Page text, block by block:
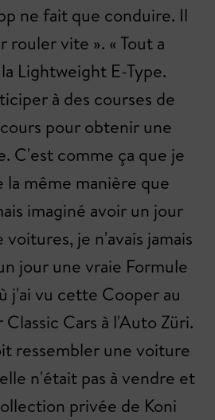
ne fait que conduire. Il
rouler vite ». « Tout a
Lightweight E-Type.
à des courses de
pour obtenir une
C'est comme ça que je
la même manière que
imaginé avoir un jour
je n'avais jamais
jour une vraie Formule
j'ai vu cette Cooper au
Cars à l'Auto Züri.
ressembler une voiture
n'était pas à vendre et
privée de Koni